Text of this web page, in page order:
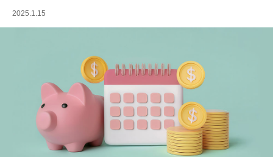
2025.1.15